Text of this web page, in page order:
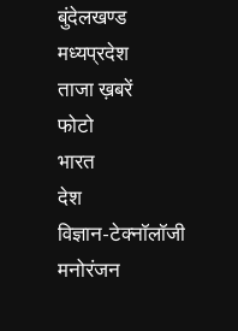
बुंदेलखण्ड
मध्यप्रदेश
ताजा ख़बरें
फोटो
भारत
देश
विज्ञान-टेक्नॉलॉजी
मनोरंजन